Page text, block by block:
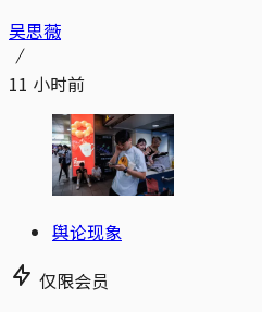
吴思薇
11 小时前
舆论现象
仅限会员